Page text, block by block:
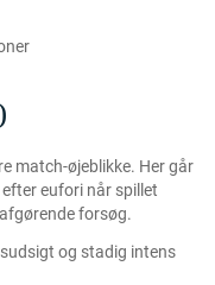
match-øjeblikke. Her går
eufori når spillet
forsøg.
og stadig intens